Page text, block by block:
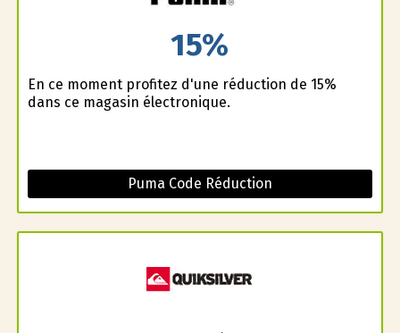
15%
En ce moment profitez d'une réduction de 15%
dans ce magasin électronique.
Puma Code Réduction